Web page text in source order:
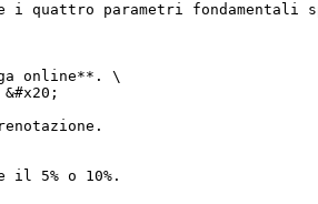
i quattro parametri fondamentali
online**. \
il 5% o 10%.